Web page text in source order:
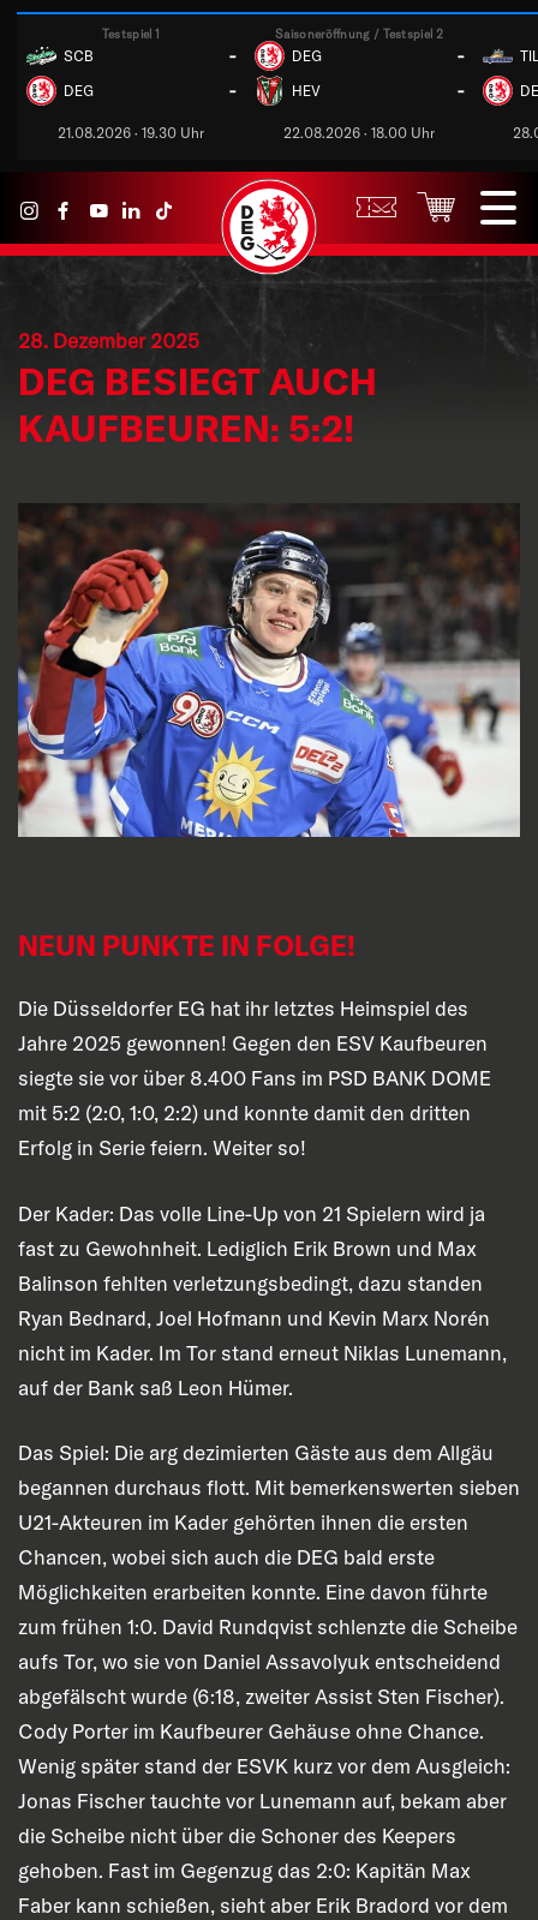
Testspiel 1
SCB -
DEG -
21.08.2026 · 19.30 Uhr
Saisoneröffnung / Testspiel 2
DEG -
HEV -
22.08.2026 · 18.00 Uhr
TIL
28. Dezember 2025
DEG BESIEGT AUCH
KAUFBEUREN: 5:2!
NEUN PUNKTE IN FOLGE!
Die Düsseldorfer EG hat ihr letztes Heimspiel des
Jahre 2025 gewonnen! Gegen den ESV Kaufbeuren
siegte sie vor über 8.400 Fans im PSD BANK DOME
mit 5:2 (2:0, 1:0, 2:2) und konnte damit den dritten
Erfolg in Serie feiern. Weiter so!
Der Kader: Das volle Line-Up von 21 Spielern wird ja
fast zu Gewohnheit. Lediglich Erik Brown und Max
Balinson fehlten verletzungsbedingt, dazu standen
Ryan Bednard, Joel Hofmann und Kevin Marx Norén
nicht im Kader. Im Tor stand erneut Niklas Lunemann,
auf der Bank saß Leon Hümer.
Das Spiel: Die arg dezimierten Gäste aus dem Allgäu
begannen durchaus flott. Mit bemerkenswerten sieben
U21-Akteuren im Kader gehörten ihnen die ersten
Chancen, wobei sich auch die DEG bald erste
Möglichkeiten erarbeiten konnte. Eine davon führte
zum frühen 1:0. David Rundqvist schlenzte die Scheibe
aufs Tor, wo sie von Daniel Assavolyuk entscheidend
abgefälscht wurde (6:18, zweiter Assist Sten Fischer).
Cody Porter im Kaufbeurer Gehäuse ohne Chance.
Wenig später stand der ESVK kurz vor dem Ausgleich:
Jonas Fischer tauchte vor Lunemann auf, bekam aber
die Scheibe nicht über die Schoner des Keepers
gehoben. Fast im Gegenzug das 2:0: Kapitän Max
Faber kann schießen, sieht aber Erik Bradord vor dem